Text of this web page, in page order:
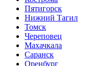
Пятигорск
Нижний Тагил
Томск
Череповец
Махачкала
Саранск
Оренбург